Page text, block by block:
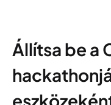
Állítsa be a